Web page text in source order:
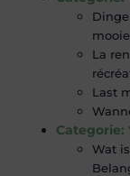
La
Last
Categorie:
Wat